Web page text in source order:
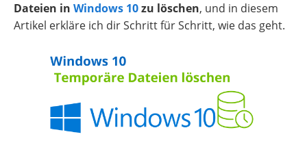
Dateien in Windows 10zu löschen, und in diesem
Artikel erkläre ich dir Schritt für Schritt, wie das geht.